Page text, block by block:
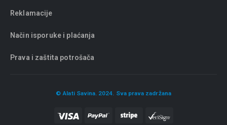
Reklamacije
Način isporuke i plaćanja
Prava i zaštita potrošača
© Alati Savina. 2024. Sva prava zadržana